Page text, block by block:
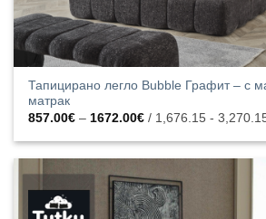
Тапицирано легло Bubble Графит – с
матрак
857.00€ – 1672.00€Price
range:
857.00€
/ 1,676.15 -